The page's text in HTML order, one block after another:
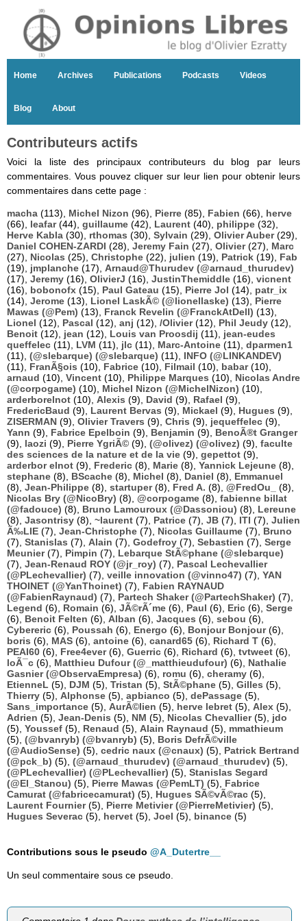
Home Archives Publications Podcasts Videos
Blog About
Contributeurs actifs
Voici la liste des principaux contributeurs du blog par leurs
commentaires. Vous pouvez cliquer sur leur lien pour obtenir leurs
commentaires dans cette page :
macha (113), Michel Nizon (96), Pierre (85), Fabien (66), herve
(66), leafar(44), guillaume (42), Laurent (40), philippe (32),
Herve Kabla (30), rthomas (30), Sylvain (29), Olivier Auber(29),
Daniel COHEN-ZARDI (28), Jeremy Fain (27), Olivier(27), Marc
(27), Nicolas (25), Christophe (22), julien (19), Patrick (19), Fab
(19), jmplanche (17), Arnaud@Thurudev (@arnaud_thurudev)
(17), Jeremy (16), OlivierJ (16), JustinThemiddle (16), vicnent
(16), bobonofx (15), Paul Gateau (15), Pierre Jol (14), patr_ix
(14), Jerome (13), Lionel LaskÃ© (@lionellaske) (13), Pierre
Mawas (@Pem) (13), Franck Revelin (@FranckAtDell) (13),
Lionel (12), Pascal (12), anj (12), /Olivier(12), Phil Jeudy (12),
Benoit (12), jean (12), Louis van Proosdij (11), jean-eudes
queffelec (11), LVM (11), jlc (11), Marc-Antoine (11), dparmen1
(11), (@slebarque) (@slebarque) (11), INFO (@LINKANDEV)
(11), FranÃ§ois (10), Fabrice (10), Filmail (10), babar(10),
arnaud (10), Vincent (10), Philippe Marques (10), Nicolas Andre
(@corpogame) (10), Michel Nizon (@MichelNizon) (10),
arderborelnot (10), Alexis (9), David (9), Rafael (9),
FredericBaud (9), Laurent Bervas (9), Mickael (9), Hugues (9),
ZISERMAN (9), Olivier Travers (9), Chris (9), jequeffelec (9),
Yann (9), Fabrice Epelboin (9), Benjamin (9), BenoÃ®t Granger
(9), laozi (9), Pierre YgriÃ© (9), (@olivez) (@olivez) (9), faculte
des sciences de la nature et de la vie (9), gepettot (9),
arderbor elnot (9), Frederic (8), Marie (8), Yannick Lejeune (8),
stephane (8), BScache (8), Michel (8), Daniel (8), Emmanuel
(8), Jean-Philippe (8), startuper(8), Fred A. (8), @FredOu_
(8),
Nicolas Bry (@NicoBry) (8), @corpogame (8), fabienne billat
(@fadouce) (8), Bruno Lamouroux (@Dassoniou) (8), Lereune
(8), Jasontrisy (8), ~laurent (7), Patrice (7), JB (7), ITI (7), Julien
Ã‰LIE (7), Jean-Christophe (7), Nicolas Guillaume (7), Bruno
(7), Stanislas (7), Alain (7), Godefroy (7), Sebastien (7), Serge
Meunier(7), Pimpin (7), Lebarque StÃ©phane (@slebarque)
(7), Jean-Renaud ROY (@jr_roy) (7), Pascal Lechevallier
(@PLechevallier) (7), veille innovation (@vinno47) (7), YAN
THOINET (@YanThoinet) (7), Fabien RAYNAUD
(@FabienRaynaud) (7), Partech Shaker (@PartechShaker) (7),
Legend (6), Romain (6), JÃ©rÃ´me (6), Paul (6), Eric (6), Serge
(6), Benoit Felten (6), Alban (6), Jacques (6), sebou (6),
Cybereric (6), Poussah (6), Energo (6), Bonjour Bonjour(6),
boris (6), MAS (6), antoine (6), canard65 (6), Richard T (6),
PEAI60 (6), Free4ever(6), Guerric (6), Richard (6), tvtweet (6),
loÃ¯c (6), Matthieu Dufour (@_matthieudufour) (6), Nathalie
Gasnier (@ObservaEmpresa) (6), romu (6), cheramy (6),
EtienneL (5), DJM (5), Tristan (5), StÃ©phane (5), Gilles (5),
Thierry (5), Alphonse (5), apbianco (5), dePassage (5),
Sans_importance (5), AurÃ©lien (5), herve lebret (5), Alex (5),
Adrien (5), Jean-Denis (5), NM (5), Nicolas Chevallier(5), jdo
(5), Youssef (5), Renaud (5), Alain Raynaud (5), mmathieum
(5), (@bvanryb) (@bvanryb) (5), Boris DefrÃ©ville
(@AudioSense) (5), cedric naux (@cnaux) (5), Patrick Bertrand
(@pck_b) (5), (@arnaud_thurudev) (@arnaud_thurudev) (5),
(@PLechevallier) (@PLechevallier) (5), Stanislas Segard
(@El_Stanou) (5), Pierre Mawas (@PemLT) (5), Fabrice
Camurat (@fabricecamurat) (5), Hugues SÃ©vÃ©rac (5),
Laurent Fournier(5), Pierre Metivier (@PierreMetivier) (5),
Hugues Severac (5), hervet (5), Joel (5), binance (5)
Contributions sous le pseudo @A_Dutertre__
Un seul commentaire sous ce pseudo.